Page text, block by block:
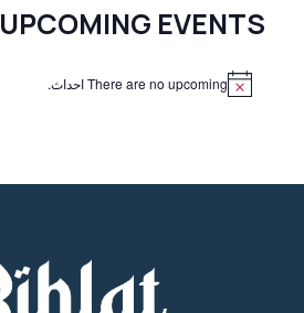
UPCOMING EVENTS
There are no upcoming احداث.